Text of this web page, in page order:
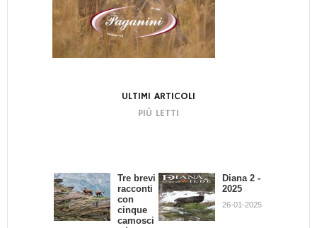
ULTIMI ARTICOLI
PIÙ LETTI
Tre brevi
racconti
con
cinque
camosci
Diana 2 -
2025
26-01-2025
Bando di
Concors
o:
Scrivend
o e
La
dignità
Cacciator